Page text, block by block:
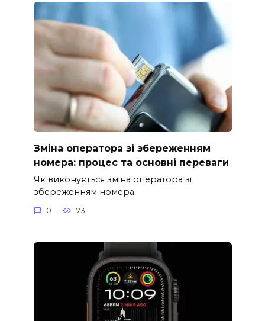
Зміна оператора зі збереженням
номера: процес та основні переваги
Як виконується зміна оператора зі
збереженням номера
0 73